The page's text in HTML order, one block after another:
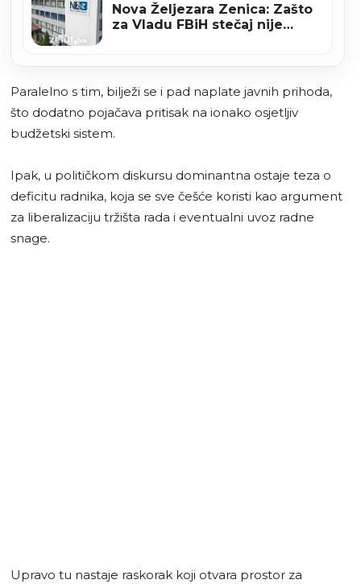
Nova Željezara Zenica: Zašto
za Vladu FBiH stečaj nije
Paralelno s tim, bilježi se i pad naplate javnih prihoda,
što dodatno pojačava pritisak na ionako osjetljiv
budžetski sistem.
Ipak, u političkom diskursu dominantna ostaje teza o
deficitu radnika, koja se sve češće koristi kao argument
za liberalizaciju tržišta rada i eventualni uvoz radne
snage.
Upravo tu nastaje raskorak koji otvara prostor za